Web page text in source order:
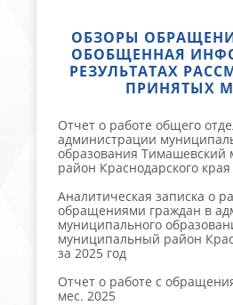
ОБЗОРЫ
ОБОБЩЕННАЯ
РЕЗУЛЬТАТАХ
ПРИНЯТЫХ
Отчет о работе общего
администрации
образования
район Краснодарского края
Аналитическая записка о
обращениями граждан в
муниципального
муниципальный район
за 2025 год
Отчет о работе с
мес. 2025